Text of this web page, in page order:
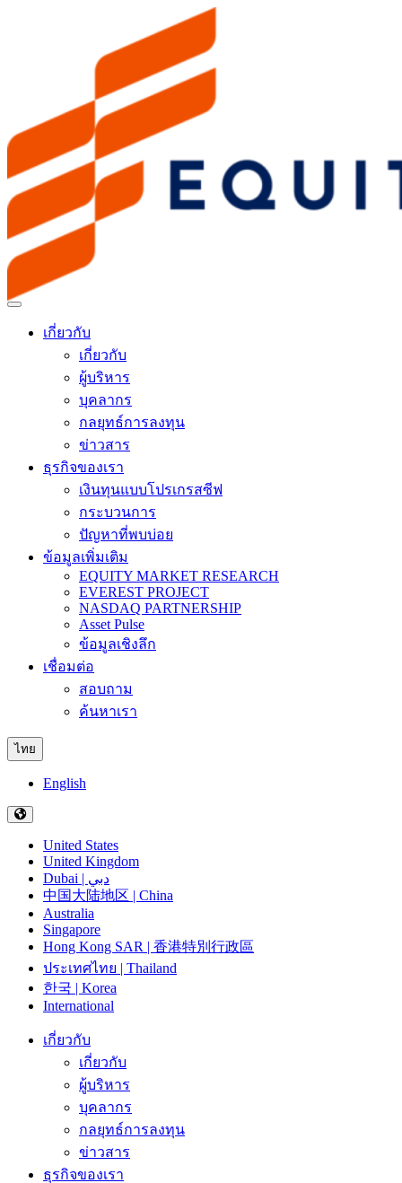
เกี่ยวกับ
เกี่ยวกับ
ผู้บริหาร
บุคลากร
กลยุทธ์การลงทุน
ข่าวสาร
ธุรกิจของเรา
เงินทุนแบบโปรเกรสซีฟ
กระบวนการ
ปัญหาที่พบบ่อย
ข้อมูลเพิ่มเติม
EQUITY MARKET RESEARCH
EVEREST PROJECT
NASDAQ PARTNERSHIP
Asset Pulse
ข้อมูลเชิงลึก
เชื่อมต่อ
สอบถาม
ค้นหาเรา
ไทย
English
United States
United Kingdom
Dubai | دبي
中国大陆地区 | China
Australia
Singapore
Hong Kong SAR | 香港特別行政區
ประเทศไทย | Thailand
한국 | Korea
International
เกี่ยวกับ
เกี่ยวกับ
ผู้บริหาร
บุคลากร
กลยุทธ์การลงทุน
ข่าวสาร
ธุรกิจของเรา